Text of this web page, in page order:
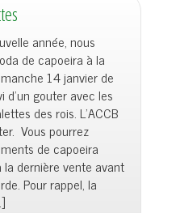
année, nous
de capoeira à la
14 janvier de
d’un gouter avec les
des rois. L’ACCB
Vous pourrez
de capoeira
dernière vente avant
Pour rappel, la